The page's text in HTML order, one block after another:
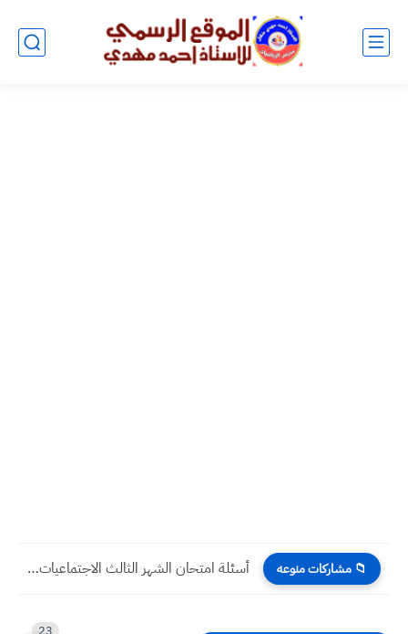
📁 مشاركات منوعه أسئلة امتحان الشهر الثالث الاجتماعيات صف السادس الابتدائي